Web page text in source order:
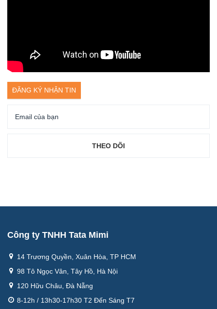
ĐĂNG KÝ NHẬN TIN
Công ty TNHH Tata Mimi
14 Trương Quyền, Xuân Hòa, TP HCM
98 Tô Ngọc Vân, Tây Hồ, Hà Nội
120 Hữu Châu, Đà Nẵng
8-12h / 13h30-17h30 T2 Đến Sáng T7